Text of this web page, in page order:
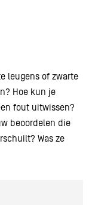
leugens of zwarte
Hoe kun je
fout uitwissen?
beoordelen die
Was ze